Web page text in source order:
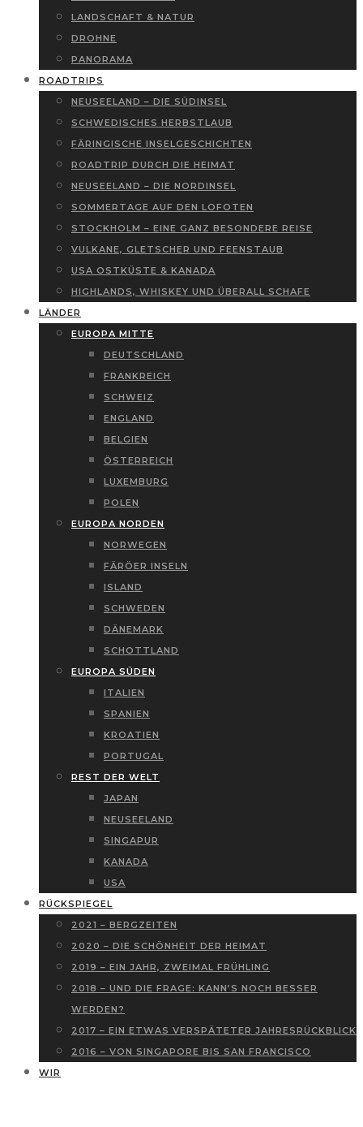
LANDSCHAFT & NATUR
DROHNE
PANORAMA
ROADTRIPS
NEUSEELAND – DIE SÜDINSEL
SCHWEDISCHES HERBSTLAUB
FÄRINGISCHE INSELGESCHICHTEN
ROADTRIP DURCH DIE HEIMAT
NEUSEELAND – DIE NORDINSEL
SOMMERTAGE AUF DEN LOFOTEN
STOCKHOLM – EINE GANZ BESONDERE REISE
VULKANE, GLETSCHER UND FEENSTAUB
USA OSTKÜSTE & KANADA
HIGHLANDS, WHISKEY UND ÜBERALL SCHAFE
LÄNDER
EUROPA MITTE
DEUTSCHLAND
FRANKREICH
SCHWEIZ
ENGLAND
BELGIEN
ÖSTERREICH
LUXEMBURG
POLEN
EUROPA NORDEN
NORWEGEN
FÄRÖER INSELN
ISLAND
SCHWEDEN
DÄNEMARK
SCHOTTLAND
EUROPA SÜDEN
ITALIEN
SPANIEN
KROATIEN
PORTUGAL
REST DER WELT
JAPAN
NEUSEELAND
SINGAPUR
KANADA
USA
RÜCKSPIEGEL
2021 – BERGZEITEN
2020 – DIE SCHÖNHEIT DER HEIMAT
2019 – EIN JAHR, ZWEIMAL FRÜHLING
2018 – UND DIE FRAGE: KANN’S NOCH BESSER
WERDEN?
2017 – EIN ETWAS VERSPÄTETER JAHRESRÜCKBLICK
2016 – VON SINGAPORE BIS SAN FRANCISCO
WIR